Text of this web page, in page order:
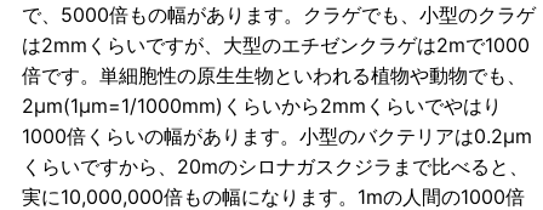
で、5000倍もの幅があります。クラゲでも、小型のクラゲ
は2mmくらいですが、大型のエチゼンクラゲは2mで1000
倍です。単細胞性の原生生物といわれる植物や動物でも、
2µm(1µm=1/1000mm)くらいから2mmくらいでやはり
1000倍くらいの幅があります。小型のバクテリアは0.2µm
くらいですから、20mのシロナガスクジラまで比べると、
実に10,000,000倍もの幅になります。1mの人間の1000倍